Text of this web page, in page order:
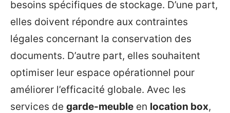
besoins spécifiques de stockage. D’une part,
elles doivent répondre aux contraintes
légales concernant la conservation des
documents. D’autre part, elles souhaitent
optimiser leur espace opérationnel pour
améliorer l’efficacité globale. Avec les
services de garde-meuble en location box,